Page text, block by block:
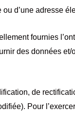
ou d’une adresse
fournies
des données
de
Pour